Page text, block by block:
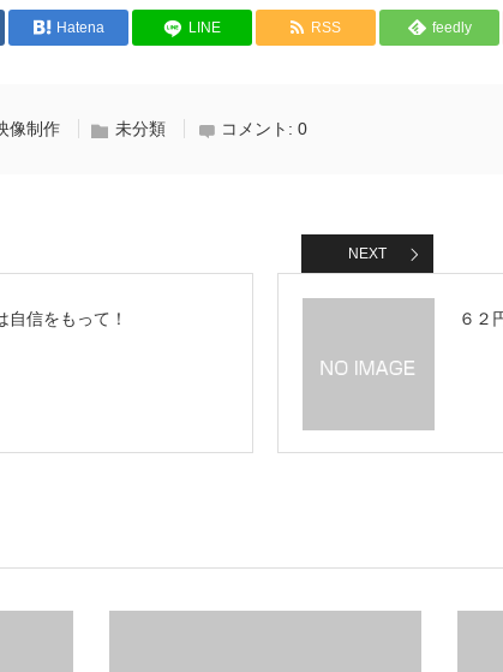
Hatena LINE RSS feedly
像制作 未分類 コメント: 0
自信をもって！
NEXT
６２